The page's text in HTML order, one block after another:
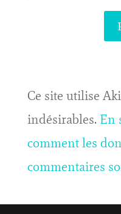
Ce site utilise
indésirables. En
comment les
commentaires